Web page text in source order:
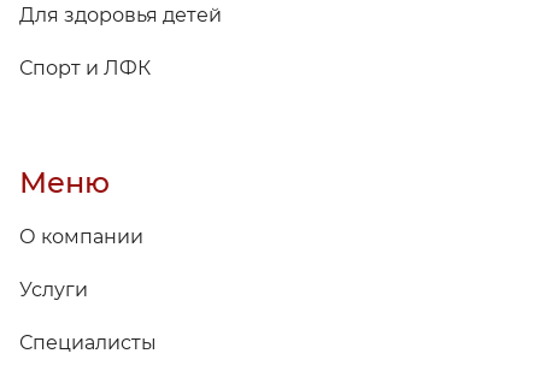
Для здоровья детей
Спорт и ЛФК
Меню
О компании
Услуги
Специалисты